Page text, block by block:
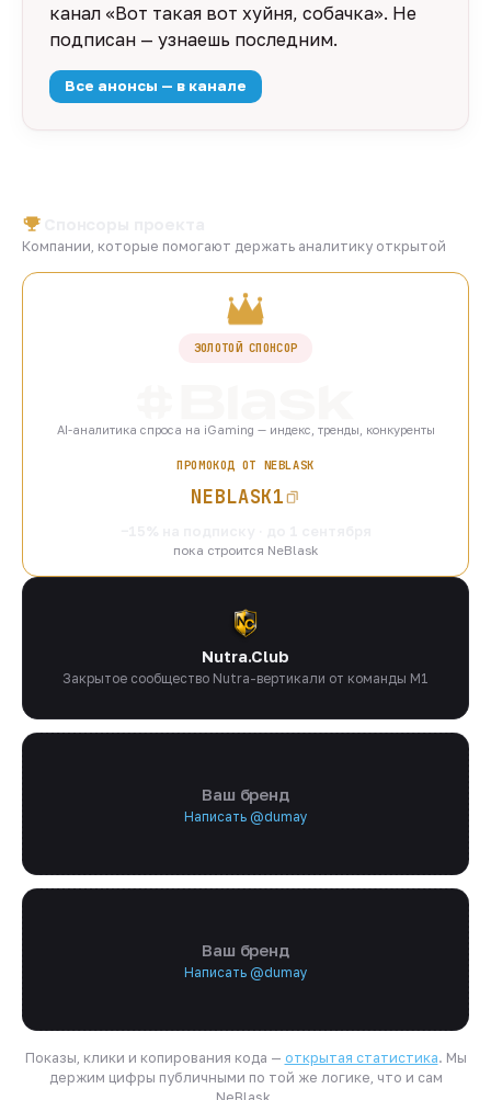
канал «Вот такая вот хуйня, собачка». Не
подписан — узнаешь последним.
Все анонсы — в канале
Компании, которые помогают держать аналитику открытой
ЗОЛОТОЙ СПОНСОР
AI-аналитика спроса на iGaming — индекс, тренды, конкуренты
ПРОМОКОД ОТ NEBLASK
NEBLASK1
пока строится NeBlask
Nutra.Club
Закрытое сообщество Nutra-вертикали от команды M1
Ваш бренд
Написать @dumay
Ваш бренд
Написать @dumay
Показы, клики и копирования кода — открытая статистика. Мы
держим цифры публичными по той же логике, что и сам